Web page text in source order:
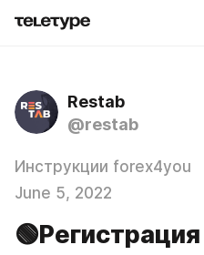
Restab
@restab
Инструкции forex4you
June 5, 2022